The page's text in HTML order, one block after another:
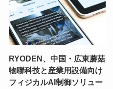
RYODEN、中国・広東蘑菇
物聯科技と産業用設備向け
フィジカルAI制御ソリュー